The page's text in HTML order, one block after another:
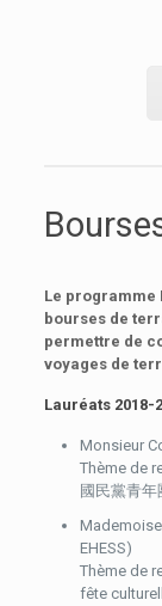
Le programme
bourses de
permettre de
voyages de
Lauréats 2018-
Monsieur
Thème de
國民黨青年
EHESS)
Thème de
fête